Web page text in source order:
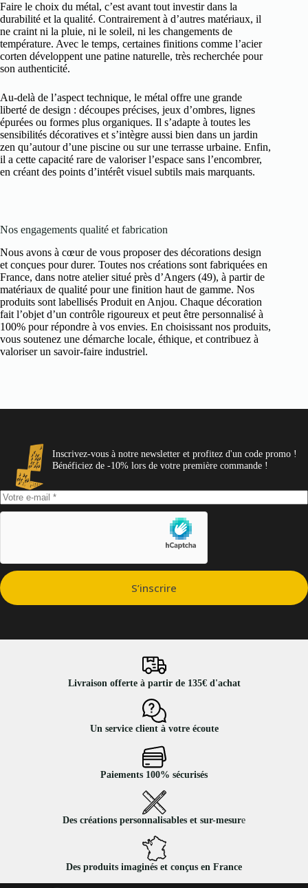
Faire le choix du métal, c’est avant tout investir dans la
durabilité et la qualité. Contrairement à d’autres matériaux, il
ne craint ni la pluie, ni le soleil, ni les changements de
température. Avec le temps, certaines finitions comme l’acier
corten développent une patine naturelle, très recherchée pour
son authenticité.
Au-delà de l’aspect technique, le métal offre une grande
liberté de design : découpes précises, jeux d’ombres, lignes
épurées ou formes plus organiques. Il s’adapte à toutes les
sensibilités décoratives et s’intègre aussi bien dans un jardin
zen qu’autour d’une piscine ou sur une terrasse urbaine. Enfin,
il a cette capacité rare de valoriser l’espace sans l’encombrer,
en créant des points d’intérêt visuel subtils mais marquants.
Nos engagements qualité et fabrication
Nous avons à cœur de vous proposer des décorations design
et conçues pour durer. Toutes nos créations sont fabriquées en
France, dans notre atelier situé près d’Angers (49), à partir de
matériaux de qualité pour une finition haut de gamme. Nos
produits sont labellisés Produit en Anjou. Chaque décoration
fait l’objet d’un contrôle rigoureux et peut être personnalisé à
100% pour répondre à vos envies. En choisissant nos produits,
vous soutenez une démarche locale, éthique, et contribuez à
valoriser un savoir-faire industriel.
Inscrivez-vous à notre newsletter et profitez d'un code promo !
Bénéficiez de -10% lors de votre première commande !
S’inscrire
Livraison offerte à partir de 135€ d'achat
Un service client à votre écoute
Paiements 100% sécurisés
Des créations personnalisables et sur-mesure
Des produits imaginés et conçus en France